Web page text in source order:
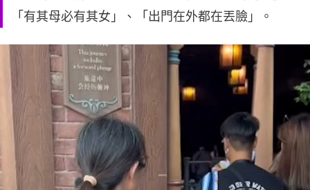
「有其母必有其女」、「出門在外都在丟臉」。